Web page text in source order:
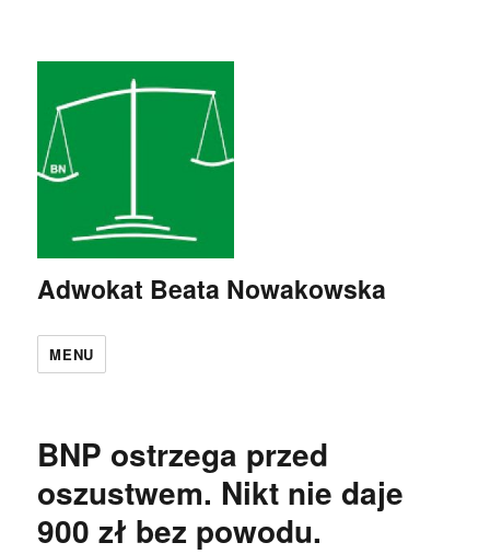
Adwokat Beata Nowakowska
MENU
BNP ostrzega przed
oszustwem. Nikt nie daje
900 zł bez powodu.